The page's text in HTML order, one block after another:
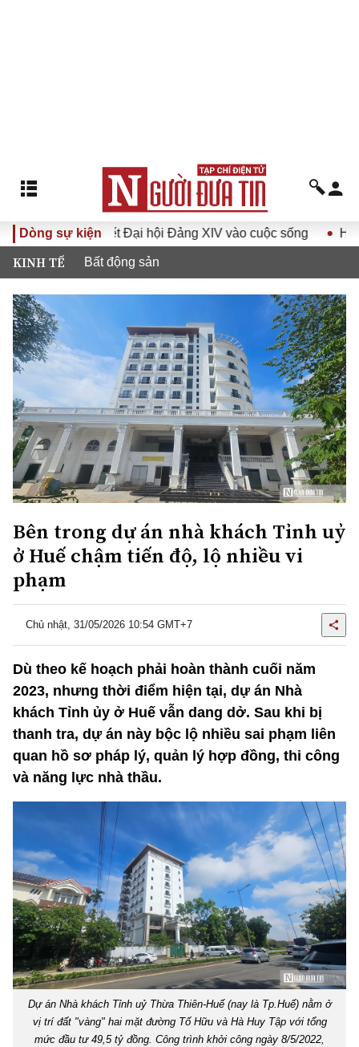
Dòng sự kiện
quyết Đại hội Đảng XIV vào cuộc sống Hướng tới Đại
KINH TẾ Bất động sản
Bên trong dự án nhà khách Tỉnh uỷ
ở Huế chậm tiến độ, lộ nhiều vi
phạm
Chủ nhật, 31/05/2026 10:54 GMT+7
Dù theo kế hoạch phải hoàn thành cuối năm
2023, nhưng thời điểm hiện tại, dự án Nhà
khách Tỉnh ủy ở Huế vẫn dang dở. Sau khi bị
thanh tra, dự án này bộc lộ nhiều sai phạm liên
quan hồ sơ pháp lý, quản lý hợp đồng, thi công
và năng lực nhà thầu.
Dự án Nhà khách Tỉnh uỷ Thừa Thiên-Huế (nay là Tp.Huế) nằm ở
vị trí đất "vàng" hai mặt đường Tố Hữu và Hà Huy Tập với tổng
mức đầu tư 49,5 tỷ đồng. Công trình khởi công ngày 8/5/2022,